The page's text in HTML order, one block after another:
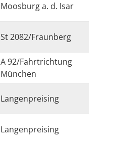
Moosburg a. d. Isar
St 2082/Fraunberg
A 92/Fahrtrichtung
München
Langenpreising
Langenpreising